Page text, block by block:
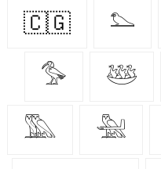
🇨🇬 𓅌
𓅜 𓅸
𓅔 𓅖